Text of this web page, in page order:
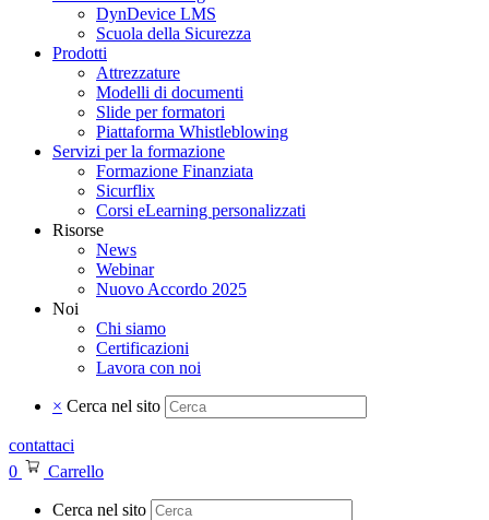
DynDevice LMS
Scuola della Sicurezza
Prodotti
Attrezzature
Modelli di documenti
Slide per formatori
Piattaforma Whistleblowing
Servizi per la formazione
Formazione Finanziata
Sicurflix
Corsi eLearning personalizzati
Risorse
News
Webinar
Nuovo Accordo 2025
Noi
Chi siamo
Certificazioni
Lavora con noi
× Cerca nel sito
contattaci
0
Carrello
Cerca nel sito